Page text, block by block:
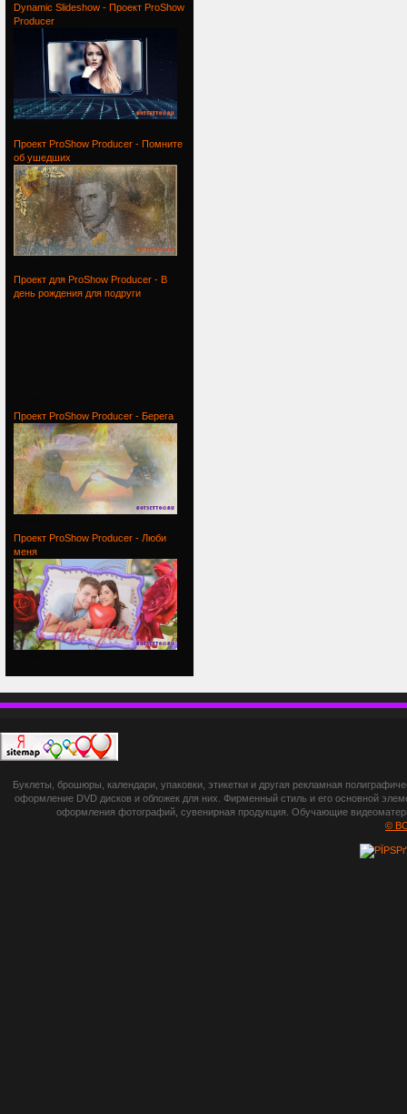
Dynamic Slideshow - Проект ProShow
Producer
Проект ProShow Producer - Помните
об ушедших
Проект для ProShow Producer - В
день рождения для подруги
Проект ProShow Producer - Берега
Проект ProShow Producer - Люби
меня
botsetto.ru -
photoshop,
шрифты,
Буклеты, брошюры, календари, упаковки, этикетки и другая рекламная
оформление DVD дисков и обложек для них. Фирменный стиль и его основной
оформления фотографий, сувенирная продукция. Обучающие
©